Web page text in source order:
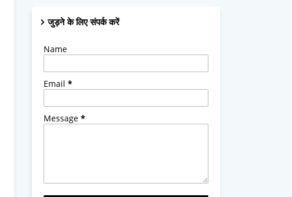
जुड़ने के लिए संपर्क करें
Name
Email *
Message *